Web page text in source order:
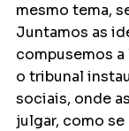
mesmo tema,
Juntamos as
compusemos a
o tribunal
sociais, onde
julgar, como se